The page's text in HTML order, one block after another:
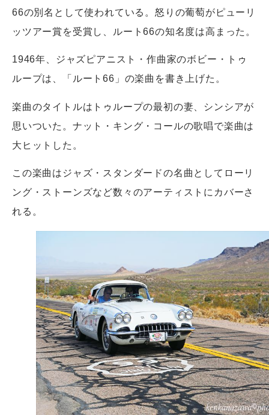
66の別名として使われている。怒りの葡萄がピューリ
ッツアー賞を受賞し、ルート66の知名度は高まった。
1946年、ジャズピアニスト・作曲家のボビー・トゥ
ループは、「ルート66」の楽曲を書き上げた。
楽曲のタイトルはトゥループの最初の妻、シンシアが
思いついた。ナット・キング・コールの歌唱で楽曲は
大ヒットした。
この楽曲はジャズ・スタンダードの名曲としてローリ
ング・ストーンズなど数々のアーティストにカバーさ
れる。